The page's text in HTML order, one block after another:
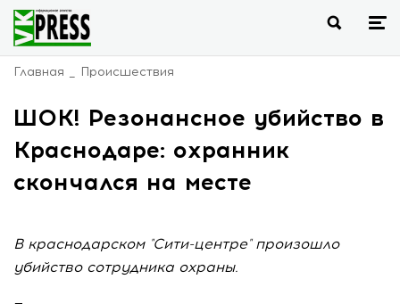
Главная Происшествия
ШОК! Резонансное убийство в
Краснодаре: охранник
скончался на месте
В краснодарском "Сити-центре" произошло
убийство сотрудника охраны.